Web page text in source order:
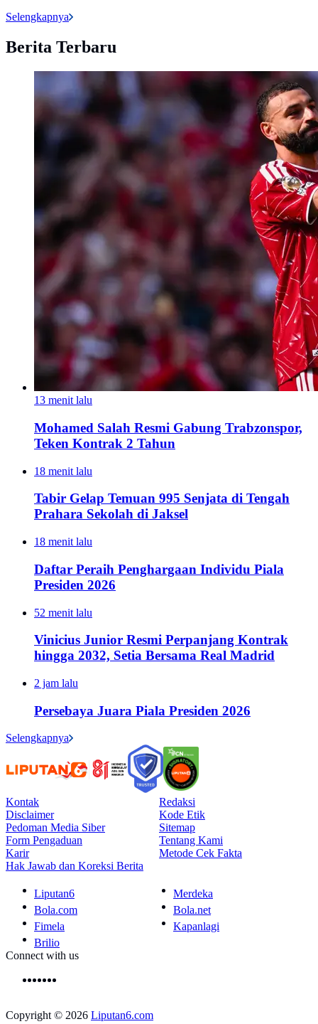
Selengkapnya
Berita Terbaru
13 menit lalu
Mohamed Salah Resmi Gabung Trabzonspor,
Teken Kontrak 2 Tahun
18 menit lalu
Tabir Gelap Temuan 995 Senjata di Tengah
Prahara Sekolah di Jaksel
18 menit lalu
Daftar Peraih Penghargaan Individu Piala
Presiden 2026
52 menit lalu
Vinicius Junior Resmi Perpanjang Kontrak
hingga 2032, Setia Bersama Real Madrid
2 jam lalu
Persebaya Juara Piala Presiden 2026
Selengkapnya
Kontak
Redaksi
Disclaimer
Kode Etik
Pedoman Media Siber
Sitemap
Form Pengaduan
Tentang Kami
Karir
Metode Cek Fakta
Hak Jawab dan Koreksi Berita
Liputan6
Merdeka
Bola.com
Bola.net
Fimela
Kapanlagi
Brilio
Connect with us
Copyright © 2026 Liputan6.com